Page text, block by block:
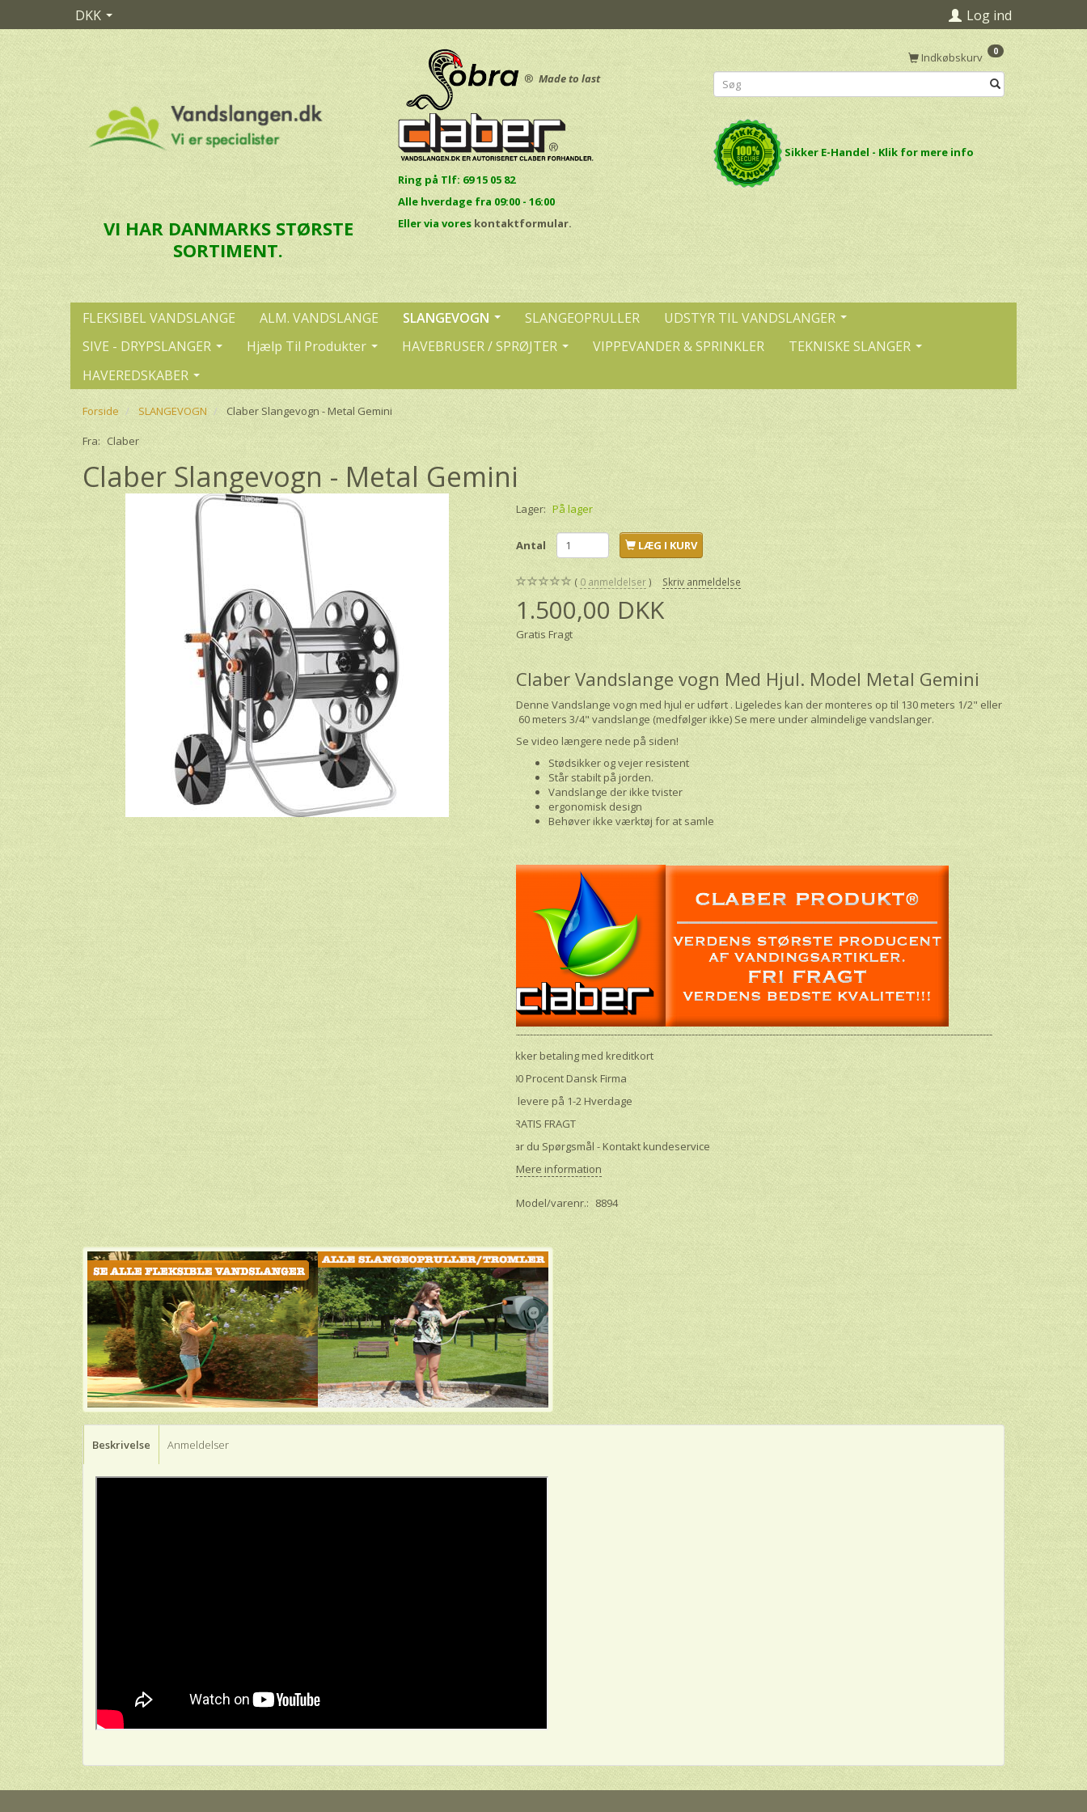
DKK Log ind
VI HAR DANMARKS STØRSTE
SORTIMENT.
® Made to last
Ring på Tlf: 69 15 05 82
Alle hverdage fra 09:00 - 16:00
Eller via vores kontaktformular.
Indkøbskurv 0
Sikker E-Handel - Klik for mere info
FLEKSIBEL VANDSLANGE ALM. VANDSLANGE SLANGEVOGN SLANGEOPRULLER
UDSTYR TIL VANDSLANGER
SIVE - DRYPSLANGER
Hjælp Til Produkter HAVEBRUSER / SPRØJTER VIPPEVANDER & SPRINKLER
TEKNISKE SLANGER
HAVEREDSKABER
Forside SLANGEVOGN Claber Slangevogn - Metal Gemini
Fra: Claber
Claber Slangevogn - Metal Gemini
Lager: På lager
Antal LÆG I KURV
0 anmeldelser Skriv anmeldelse
1.500,00 DKK
Gratis Fragt
Claber Vandslange vogn Med Hjul. Model Metal Gemini
Denne Vandslange vogn med hjul er udført . Ligeledes kan der monteres op til 130 meters 1/2" eller
60 meters 3/4" vandslange (medfølger ikke) Se mere under almindelige vandslanger.
Se video længere nede på siden!
Stødsikker og vejer resistent
Står stabilt på jorden.
Vandslange der ikke tvister
ergonomisk design
Behøver ikke værktøj for at samle
-------------------------------------------------------------------------------------------------------------------------------------------------------
Sikker betaling med kreditkort
100 Procent Dansk Firma
Vi levere på 1-2 Hverdage
GRATIS FRAGT
Har du Spørgsmål - Kontakt kundeservice
Mere information
Model/varenr.: 8894
Beskrivelse Anmeldelser